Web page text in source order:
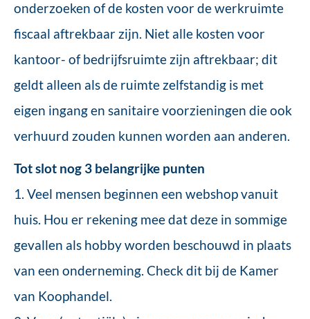
onderzoeken of de kosten voor de werkruimte
fiscaal aftrekbaar zijn. Niet alle kosten voor
kantoor- of bedrijfsruimte zijn aftrekbaar; dit
geldt alleen als de ruimte zelfstandig is met
eigen ingang en sanitaire voorzieningen die ook
verhuurd zouden kunnen worden aan anderen.
Tot slot nog 3 belangrijke punten
1. Veel mensen beginnen een webshop vanuit
huis. Hou er rekening mee dat deze in sommige
gevallen als hobby worden beschouwd in plaats
van een onderneming. Check dit bij de Kamer
van Koophandel.